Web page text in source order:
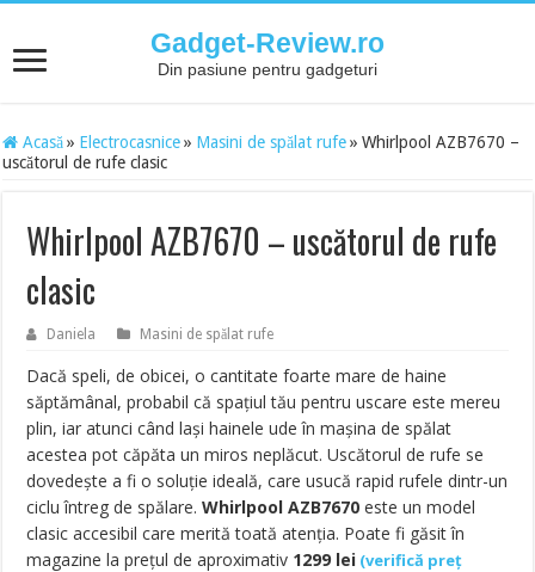
Gadget-Review.ro
Din pasiune pentru gadgeturi
Acasă » Electrocasnice » Masini de spălat rufe » Whirlpool AZB7670 –
uscătorul de rufe clasic
Whirlpool AZB7670 – uscătorul de rufe
clasic
Daniela Masini de spălat rufe
Dacă speli, de obicei, o cantitate foarte mare de haine
săptămânal, probabil că spațiul tău pentru uscare este mereu
plin, iar atunci când lași hainele ude în mașina de spălat
acestea pot căpăta un miros neplăcut. Uscătorul de rufe se
dovedește a fi o soluție ideală, care usucă rapid rufele dintr-un
ciclu întreg de spălare.Whirlpool AZB7670 este un model
clasic accesibil care merită toată atenția. Poate fi găsit în
magazine la prețul de aproximativ 1299 lei (verifică preț